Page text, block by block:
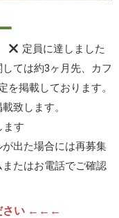
定員に達しました
ては約3ヶ月先、カフ
を掲載しております。
致します。
ます
出た場合には再募集
たはお電話でご確認
さい ←←←